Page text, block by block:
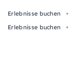
Erlebnisse buchen
Erlebnisse buchen